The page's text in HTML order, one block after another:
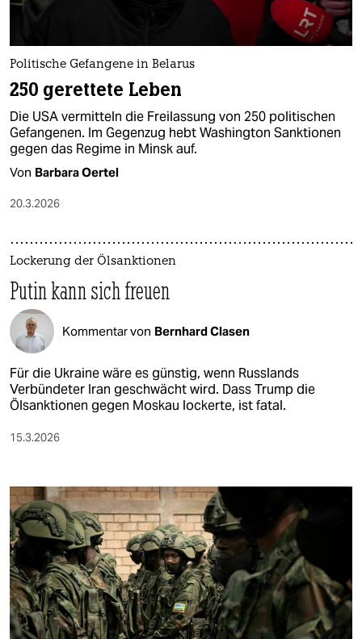
Politische Gefangene in Belarus
250 gerettete Leben
Die USA vermitteln die Freilassung von 250 politischen
Gefangenen. Im Gegenzug hebt Washington Sanktionen
gegen das Regime in Minsk auf.
Von Barbara Oertel
20.3.2026
Lockerung der Ölsanktionen
Putin kann sich freuen
Kommentar von Bernhard Clasen
Für die Ukraine wäre es günstig, wenn Russlands
Verbündeter Iran geschwächt wird. Dass Trump die
Ölsanktionen gegen Moskau lockerte, ist fatal.
15.3.2026